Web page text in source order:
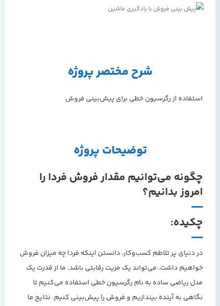
شرح مختصر پروژه
استفاده از رگرسیون خطی برای پیش‌بینی فروش
توضیحات پروژه
چگونه می‌توانیم مقدار فروش فردا را
امروز بدانیم؟
چکیده:
در دنیای پر تلاطم کسب‌وکار، دانستن اینکه فردا چه میزان فروش
خواهیم داشت، می‌تواند یک مزیت رقابتی باشد. ما از قدرت یک
مدل ریاضی ساده به نام رگرسیون خطی استفاده می‌کنیم تا
نگاهی به آینده بیندازیم و فروش را پیش‌بینی کنیم. نتایج ما